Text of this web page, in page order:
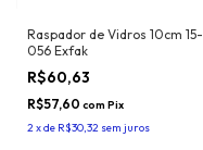
Raspador de Vidros 10cm 15-
056 Exfak
R$60,63
R$57,60 com Pix
2xde R$30,32 sem juros